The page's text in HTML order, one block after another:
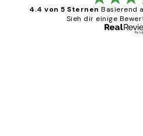
4.4 von 5 Sternen Basierend
Sieh dir einige